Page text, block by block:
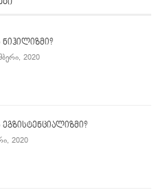
ნიჰილიზმი?
2020
2020